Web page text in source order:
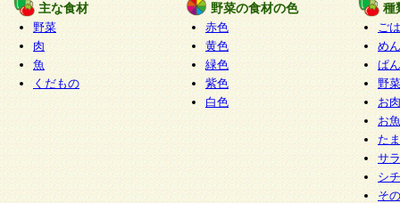
主な食材
野菜
肉
魚
くだもの
野菜の食材の色
赤色
黄色
緑色
紫色
白色
種
ご
めん
ぱん
野
お
お
た
サ
シ
そ